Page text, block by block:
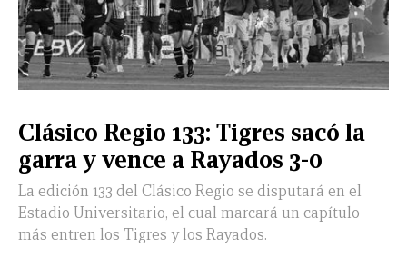
Clásico Regio 133: Tigres sacó la
garra y vence a Rayados 3-0
La edición 133 del Clásico Regio se disputará en el
Estadio Universitario, el cual marcará un capítulo
más entren los Tigres y los Rayados.